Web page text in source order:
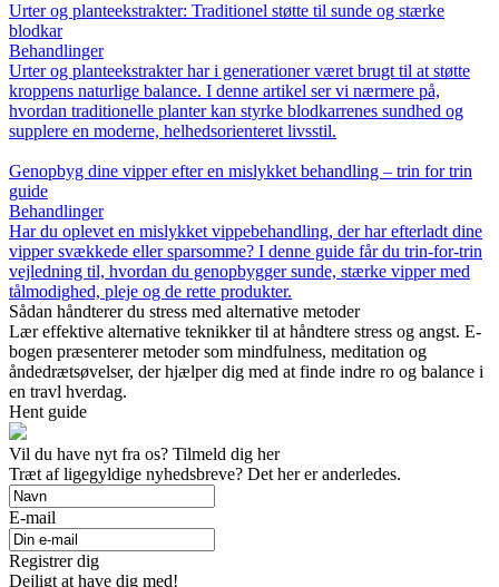
Urter og planteekstrakter: Traditionel støtte til sunde og stærke
blodkar
Behandlinger
Urter og planteekstrakter har i generationer været brugt til at støtte
kroppens naturlige balance. I denne artikel ser vi nærmere på,
hvordan traditionelle planter kan styrke blodkarrenes sundhed og
supplere en moderne, helhedsorienteret livsstil.
Genopbyg dine vipper efter en mislykket behandling – trin for trin
guide
Behandlinger
Har du oplevet en mislykket vippebehandling, der har efterladt dine
vipper svækkede eller sparsomme? I denne guide får du trin-for-trin
vejledning til, hvordan du genopbygger sunde, stærke vipper med
tålmodighed, pleje og de rette produkter.
Sådan håndterer du stress med alternative metoder
Lær effektive alternative teknikker til at håndtere stress og angst. E-
bogen præsenterer metoder som mindfulness, meditation og
åndedrætsøvelser, der hjælper dig med at finde indre ro og balance i
en travl hverdag.
Hent guide
Vil du have nyt fra os? Tilmeld dig her
Træt af ligegyldige nyhedsbreve? Det her er anderledes.
E-mail
Registrer dig
Dejligt at have dig med!